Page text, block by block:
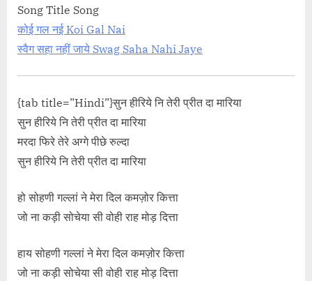
Mein
class="more-link">Read More<span
reader-text"> “आला रे आला गणेशा Aala Re Aala
Song Title Song
कोई गल नई Koi Gal Nai
स्वैग सहा नहीं जाये Swag Saha Nahi Jaye
{tab title=”Hindi”}सुन हीरिये नि तेरी प्रीत दा मारिया
सुन हीरिये नि तेरी प्रीत दा मारिया
मरदा फिरे तेरे अग्गे पीछे रुल्दा
सुन हीरिये नि तेरी प्रीत दा मारिया
हो सोहणी गल्लां ने मेरा दिल कमज़ोर कित्ता
जो ना कड़ी सोचेया सी वोही राह मोड़ दित्ता
हाय सोहणी गल्लां ने मेरा दिल कमज़ोर कित्ता
जो ना कड़ी सोचेया सी वोही राह मोड़ दित्ता